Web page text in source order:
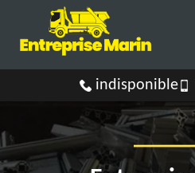
indisponible